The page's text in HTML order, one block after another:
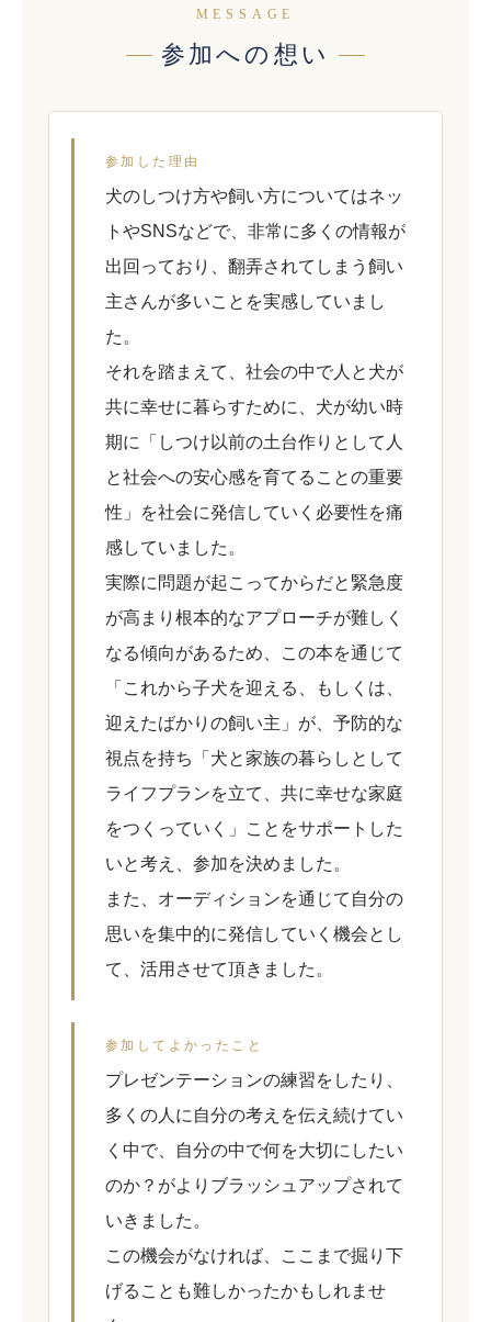
MESSAGE
参加への想い
参加した理由
犬のしつけ方や飼い方についてはネッ
トやSNSなどで、非常に多くの情報が
出回っており、翻弄されてしまう飼い
主さんが多いことを実感していまし
た。
それを踏まえて、社会の中で人と犬が
共に幸せに暮らすために、犬が幼い時
期に「しつけ以前の土台作りとして人
と社会への安心感を育てることの重要
性」を社会に発信していく必要性を痛
感していました。
実際に問題が起こってからだと緊急度
が高まり根本的なアプローチが難しく
なる傾向があるため、この本を通じて
「これから子犬を迎える、もしくは、
迎えたばかりの飼い主」が、予防的な
視点を持ち「犬と家族の暮らしとして
ライフプランを立て、共に幸せな家庭
をつくっていく」ことをサポートした
いと考え、参加を決めました。
また、オーディションを通じて自分の
思いを集中的に発信していく機会とし
て、活用させて頂きました。
参加してよかったこと
プレゼンテーションの練習をしたり、
多くの人に自分の考えを伝え続けてい
く中で、自分の中で何を大切にしたい
のか？がよりブラッシュアップされて
いきました。
この機会がなければ、ここまで掘り下
げることも難しかったかもしれませ